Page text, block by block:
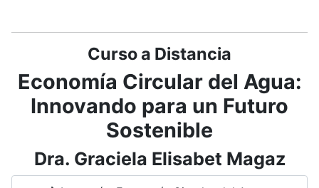
Curso a Distancia
Economía Circular del Agua:
Innovando para un Futuro
Sostenible
Dra. Graciela Elisabet Magaz